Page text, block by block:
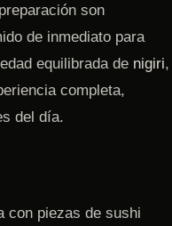
son
de inmediato para
equilibrada de nigiri,
completa,
del día.
con piezas de sushi